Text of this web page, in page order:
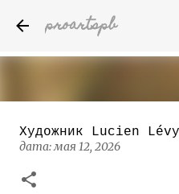
proartspb
Бумажные скульптуры
художника Келвина
дата:
Художник Lucien
дата:мая 12, 2026